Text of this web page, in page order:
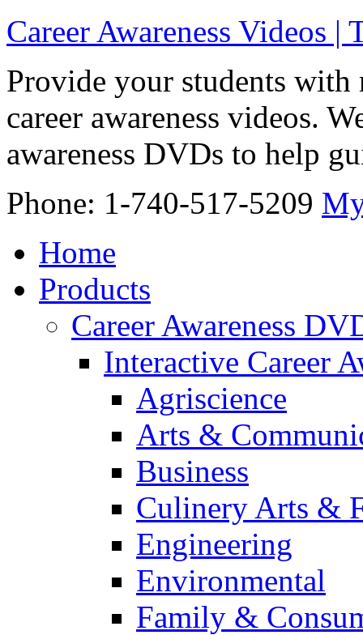
Career Awareness Videos
Provide your students
career awareness videos.
awareness DVDs to help
Phone: 1-740-517-5209
Home
Products
Career Awareness
Interactive Career
Agriscience
Arts &
Business
Culinery Arts &
Engineering
Environmental
Family &